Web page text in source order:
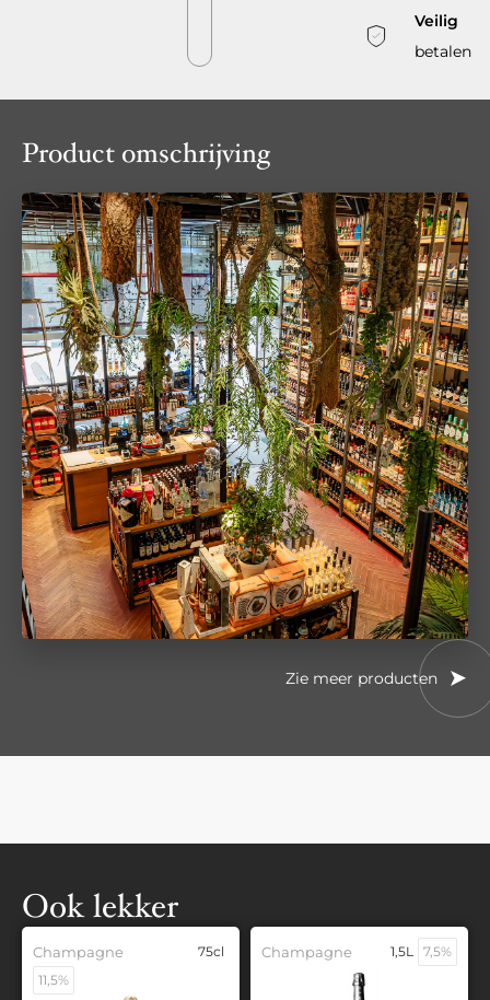
Veilig
betalen
Product omschrijving
Zie meer producten
Ook lekker
Champagne
75cl
11,5%
Champagne 1,5L 7,5%